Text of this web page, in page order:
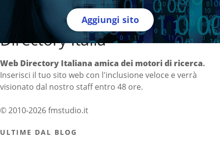
Aggiungi sito
Directory Italia
Web Directory Italiana amica dei motori di ricerca.
Inserisci il tuo sito web con l'inclusione veloce e verrà
visionato dal nostro staff entro 48 ore.
© 2010-2026 fmstudio.it
ULTIME DAL BLOG